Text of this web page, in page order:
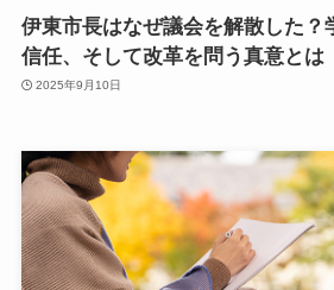
伊東市長はなぜ議会を解散した？
信任、そして改革を問う真意とは
2025年9月10日